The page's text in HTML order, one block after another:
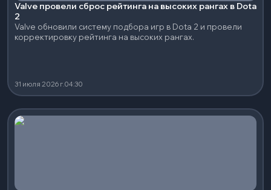
Valve провели сброс рейтинга на высоких рангах в Dota
2
Valve обновили систему подбора игр в Dota 2 и провели
корректировку рейтинга на высоких рангах.
31 июля 2026 г.04:30